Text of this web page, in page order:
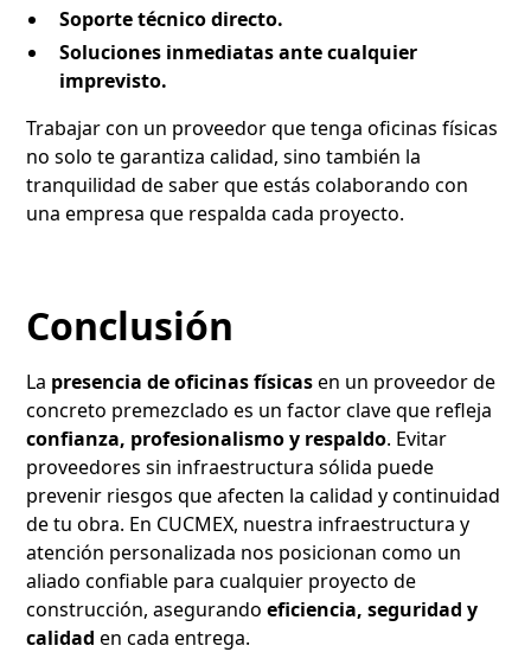
Soporte técnico directo.
Soluciones inmediatas ante cualquier
imprevisto.
Trabajar con un proveedor que tenga oficinas físicas
no solo te garantiza calidad, sino también la
tranquilidad de saber que estás colaborando con
una empresa que respalda cada proyecto.
Conclusión
La presencia de oficinas físicasen un proveedor de
concreto premezclado es un factor clave que refleja
confianza, profesionalismo y respaldo. Evitar
proveedores sin infraestructura sólida puede
prevenir riesgos que afecten la calidad y continuidad
de tu obra. En CUCMEX, nuestra infraestructura y
atención personalizada nos posicionan como un
aliado confiable para cualquier proyecto de
construcción, asegurandoeficiencia, seguridad y
calidad en cada entrega.